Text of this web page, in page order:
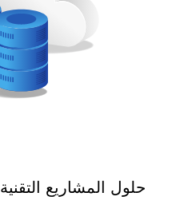
حلول المشاريع التقنية